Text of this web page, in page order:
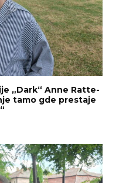
„Dark“ Anne Ratte-
tamo gde prestaje